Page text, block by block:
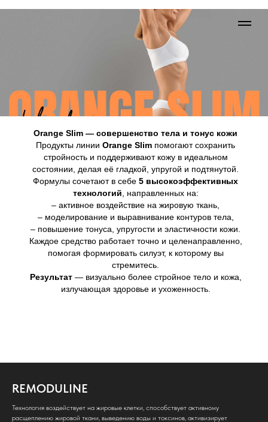
Orange Slim — совершенство тела и тонус кожи
Продукты линии Orange Slim помогают сохранить
стройность и поддерживают кожу в идеальном
состоянии, делая её гладкой, упругой и подтянутой.
Формулы сочетают в себе 5 высокоэффективных
технологий , направленных на:
– активное воздействие на жировую ткань,
– моделирование и выравнивание контуров тела,
– повышение тонуса, упругости и эластичности кожи.
Каждое средство работает точно и целенаправленно,
помогая формировать силуэт, к которому вы
стремитесь.
Результат— визуально более стройное тело и кожа,
излучающая здоровье и ухоженность.
REMODULINE
Технология воздействует на жировые клетки, способствует активному
расщеплению жировой ткани, выведению воды и токсинов, активизирует